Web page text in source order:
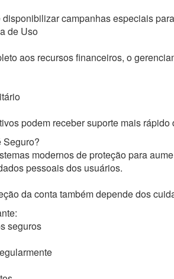
campanhas especiais
de Uso
aos recursos financeiros, o
podem receber suporte mais
Seguro?
modernos de proteção para
pessoais dos usuários.
da conta também depende dos
seguros